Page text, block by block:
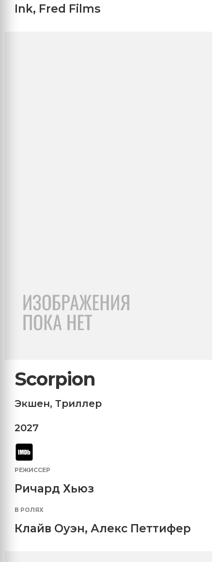
Ink, Fred Films
Scorpion
Экшен, Триллер
2027
РЕЖИССЕР
Ричард Хьюз
В РОЛЯХ
Клайв Оуэн, Алекс Петтифер